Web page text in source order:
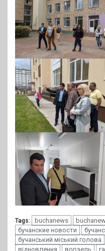
Tags: buchanews
бучанские новости
бучанський міський голова
відновлення
ворзель